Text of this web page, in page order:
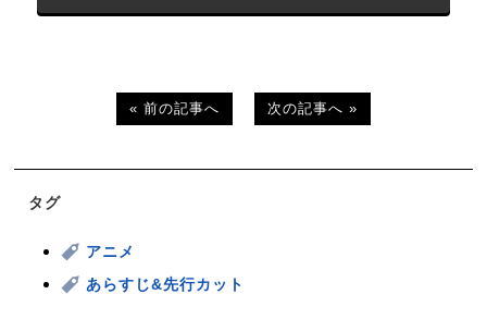
« 前の記事へ 次の記事へ »
タグ
アニメ
あらすじ&先行カット